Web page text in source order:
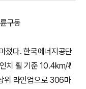
구동
쳤다. 한국에너지공단
치 휠 기준 10.4km/ℓ
위 라인업으로 306마